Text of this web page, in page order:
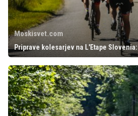
Moskisvet.com
Priprave kolesarjev na L'Etape